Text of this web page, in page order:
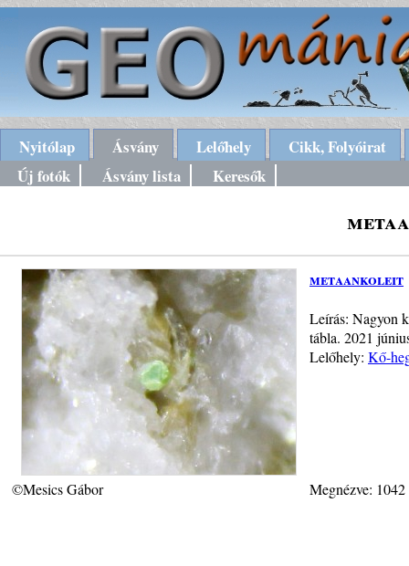
Nyitólap Ásvány Lelőhely
Cikk, Folyóirat
Új fotók
Ásvány lista Keresők
metaankoleit
Leírás: Nagyon
tábla. 2021
Lelőhely: Kő-
©Mesics Gábor Megnézve: